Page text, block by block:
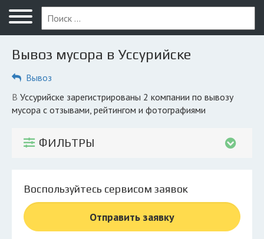
Меню
Главная
Вопрос юристу
Экоблог
Личный кабинет
© 2026 Все права защищены
Вывоз мусора в Уссурийске
Вывоз
в Уссурийске зарегистрированы 2 компании по вывозу
мусора с отзывами, рейтингом и фотографиями
ФИЛЬТРЫ
Воспользуйтесь сервисом заявок
Отправить заявку